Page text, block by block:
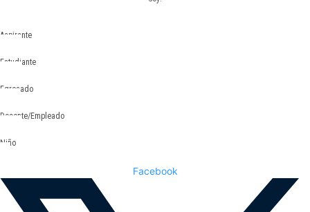
Aspirante
Estudiante
Egresado
Docente/Empleado
Niño
Facebook